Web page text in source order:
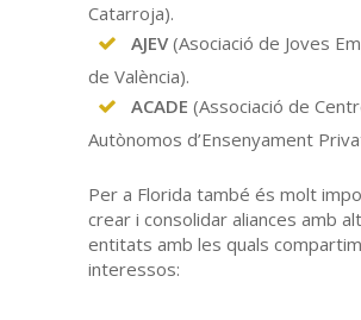
Catarroja).
AJEV(Asociació de Joves
de València​).
ACADE (Associació de
Autònomos d’Ensenyament
Per a Florida també és molt
crear i consolidar aliances amb
entitats amb les quals
interessos: